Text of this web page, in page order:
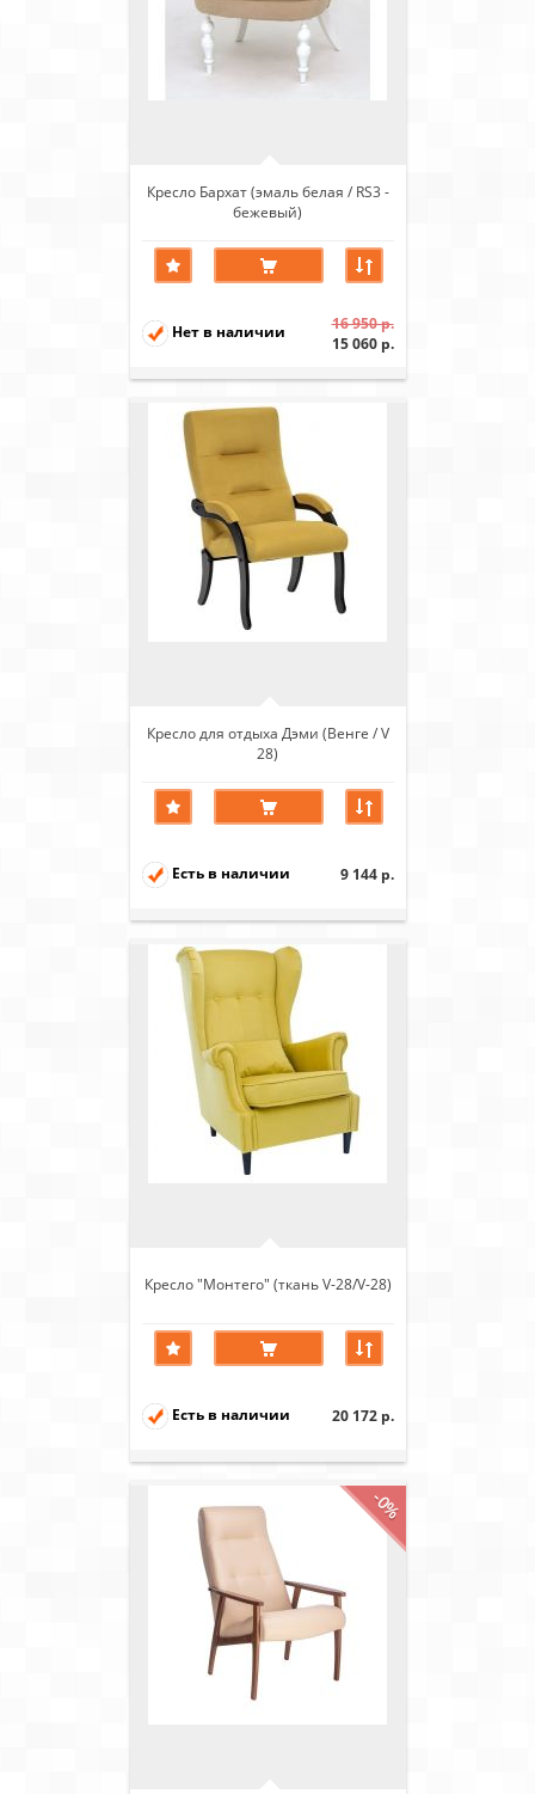
Кресло Бархат (эмаль белая / RS3 -
бежевый)
Нет в наличии
16 950 р.
15 060 р.
Кресло для отдыха Дэми (Венге / V
28)
Есть в наличии 9 144 р.
Кресло "Монтего" (ткань V-28/V-28)
Есть в наличии 20 172 р.
-0%